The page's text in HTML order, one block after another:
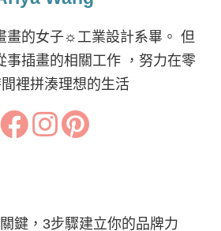
畫的女子☼工業設計系畢。 但
事插畫的相關工作 ，努力在零
裡拼湊理想的生活
鍵，3步驟建立你的品牌力